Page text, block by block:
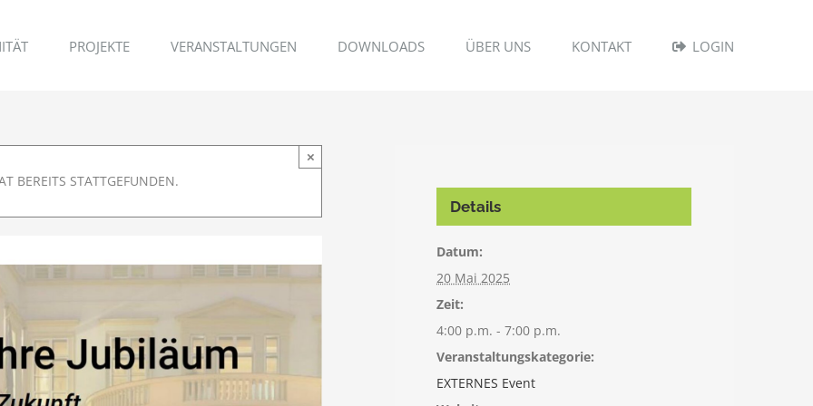
PROJEKTE VERANSTALTUNGEN DOWNLOADS ÜBER UNS KONTAKT LOGIN
BEREITS STATTGEFUNDEN.
×
Details
Datum:
20 Mai 2025
Zeit:
4:00 p.m. - 7:00 p.m.
Veranstaltungskategorie:
EXTERNES Event